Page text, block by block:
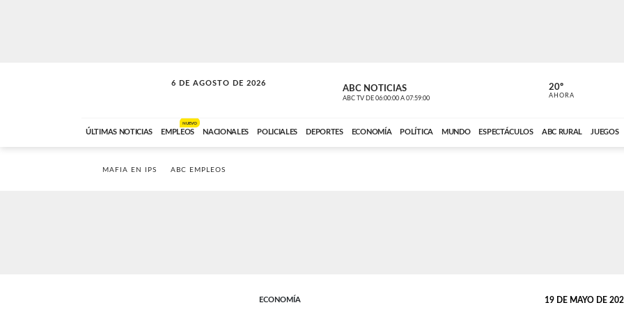
6 DE AGOSTO DE 2026
LA INCONDICIONAL ABC NOTICIAS
ABC TV DE 06:00:00 A 07:59:00 ABC CARDINAL
20º
AHORA
ÚLTIMAS NOTICIAS EMPLEOS
NUEVO
NACIONALES POLICIALES DEPORTES ECONOMÍA POLÍTICA MUNDO ESPECTÁCULOS ABC RURAL JUEGOS
MAFIA EN IPS ABC EMPLEOS
ECONOMÍA 19 DE MAYO DE